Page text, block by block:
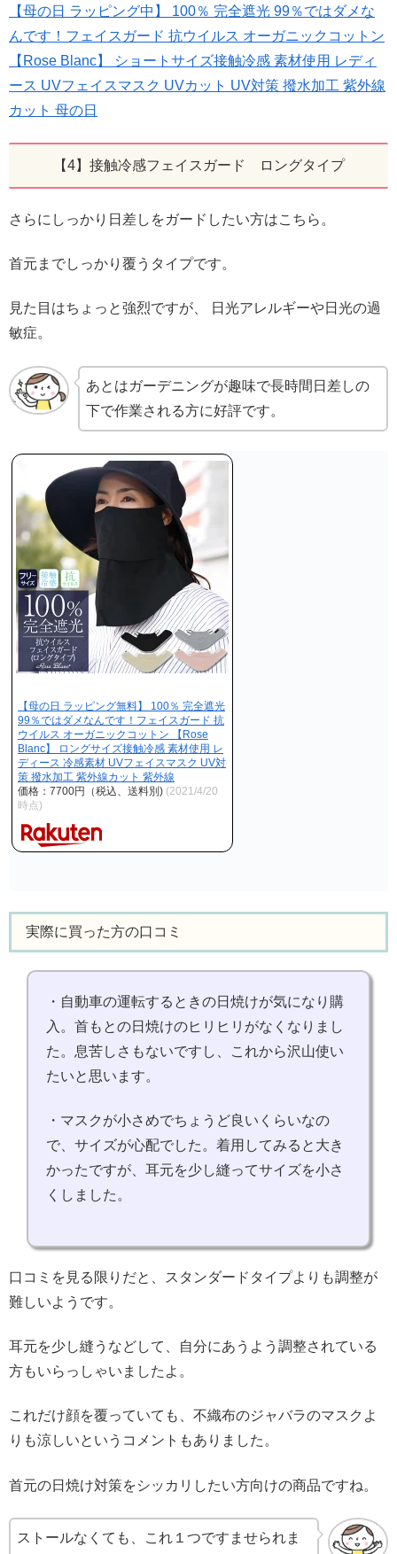
【母の日 ラッピング中】 100％ 完全遮光 99％ではダメな
んです！フェイスガード 抗ウイルス オーガニックコットン
【Rose Blanc】 ショートサイズ接触冷感 素材使用 レディ
ース UVフェイスマスク UVカット UV対策 撥水加工 紫外線
カット 母の日
【4】接触冷感フェイスガード ロングタイプ
さらにしっかり日差しをガードしたい方はこちら。
首元までしっかり覆うタイプです。
見た目はちょっと強烈ですが、 日光アレルギーや日光の過
敏症。
あとはガーデニングが趣味で長時間日差しの
下で作業される方に好評です。
【母の日 ラッピング無料】 100％ 完全遮光
99％ではダメなんです！フェイスガード 抗
ウイルス オーガニックコットン 【Rose
Blanc】 ロングサイズ接触冷感 素材使用 レ
ディース 冷感素材 UVフェイスマスク UV対
策 撥水加工 紫外線カット 紫外線
価格：7700円（税込、送料別) (2021/4/20
時点)
実際に買った方の口コミ
・自動車の運転するときの日焼けが気になり購
入。首もとの日焼けのヒリヒリがなくなりまし
た。息苦しさもないですし、これから沢山使い
たいと思います。
・マスクが小さめでちょうど良いくらいなの
で、サイズが心配でした。着用してみると大き
かったですが、耳元を少し縫ってサイズを小さ
くしました。
口コミを見る限りだと、スタンダードタイプよりも調整が
難しいようです。
耳元を少し縫うなどして、自分にあうよう調整されている
方もいらっしゃいましたよ。
これだけ顔を覆っていても、不織布のジャバラのマスクよ
りも涼しいというコメントもありました。
首元の日焼け対策をシッカリしたい方向けの商品ですね。
ストールなくても、これ１つですませられま